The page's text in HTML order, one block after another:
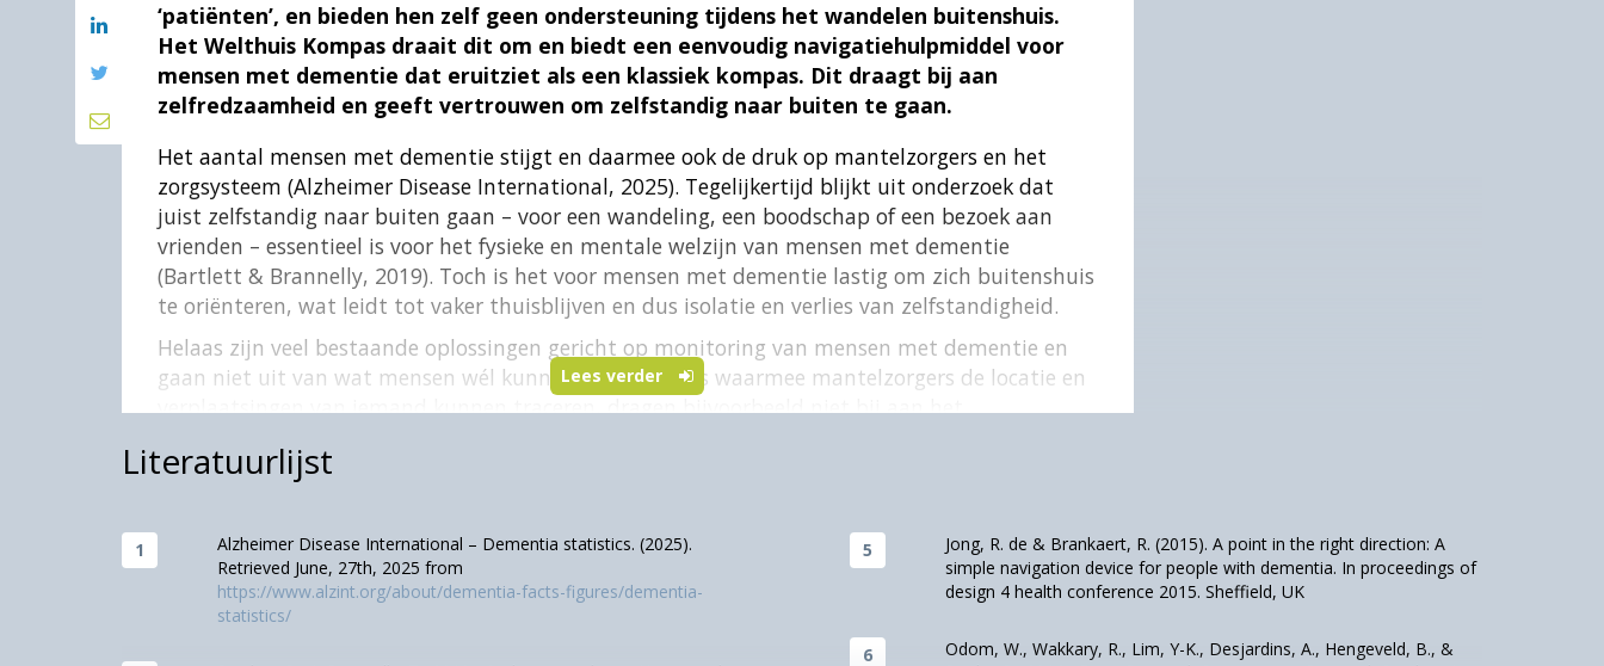
Lees verder
‘patiënten’, en bieden hen zelf geen ondersteuning tijdens het wandelen buitenshuis.
Het Welthuis Kompas draait dit om en biedt een eenvoudig navigatiehulpmiddel voor
mensen met dementie dat eruitziet als een klassiek kompas. Dit draagt bij aan
zelfredzaamheid en geeft vertrouwen om zelfstandig naar buiten te gaan.
Het aantal mensen met dementie stijgt en daarmee ook de druk op mantelzorgers en het
zorgsysteem (Alzheimer Disease International, 2025). Tegelijkertijd blijkt uit onderzoek dat
juist zelfstandig naar buiten gaan – voor een wandeling, een boodschap of een bezoek aan
vrienden – essentieel is voor het fysieke en mentale welzijn van mensen met dementie
(Bartlett & Brannelly, 2019). Toch is het voor mensen met dementie lastig om zich buitenshuis
te oriënteren, wat leidt tot vaker thuisblijven en dus isolatie en verlies van zelfstandigheid.
Helaas zijn veel bestaande oplossingen gericht op monitoring van mensen met dementie en
gaan niet uit van wat mensen wél kunnen. GPS-trackers waarmee mantelzorgers de locatie en
verplaatsingen van iemand kunnen traceren, dragen bijvoorbeeld niet bij aan het
doelgroep volgen we de filosofie van een persoonsgerichte benadering. Deze benadering neemt
perspectief geldt ook als uitgangspunt voor het ontwerpen van deze technologie. Door
rekening te houden met de geleefde ervaringen (“lived experience”) in het ontwerpen van
technologie, kunnen we bijdragen aan de individuele behoeften en specifieke voorkeuren van
mensen met dementie. Deze perspectieven komen samen in het door TU Eindhoven
ontwikkelde concept ‘Warme Technologie’ (IJsselsteijn, Tummers & Brankaert, 2020). Waarbij
Literatuurlijst
Alzheimer Disease International – Dementia statistics. (2025).
Retrieved June, 27th, 2025 from
https://www.alzint.org/about/dementia-facts-figures/dementia-
statistics/
Jong, R. de & Brankaert, R. (2015). A point in the right direction: A
simple navigation device for people with dementia. In proceedings of
design 4 health conference 2015. Sheffield, UK
Odom, W., Wakkary, R., Lim, Y-K., Desjardins, A., Hengeveld, B., &